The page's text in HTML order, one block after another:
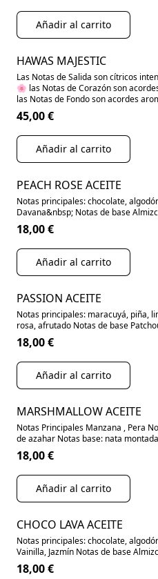
Añadir al carrito
HAWAS MAJESTIC
Las Notas de Salida son cítricos
🌸 las Notas de Corazón son
las Notas de Fondo son acordes
45,00 €
Añadir al carrito
PEACH ROSE ACEITE
Notas principales: chocolate,
Davana&nbsp; Notas de base
18,00 €
Añadir al carrito
PASSION ACEITE
Notas principales: maracuyá, piña,
rosa, afrutado Notas de base
18,00 €
Añadir al carrito
MARSHMALLOW ACEITE
Notas Principales Manzana , Pera
de azahar Notas base: nata
18,00 €
Añadir al carrito
CHOCO LAVA ACEITE
Notas principales: chocolate,
Vainilla, Jazmín Notas de base
18,00 €